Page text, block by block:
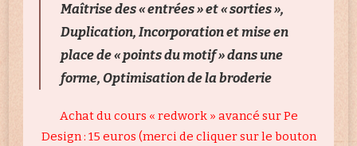
Maîtrise des « entrées » et « sorties »,
Duplication, Incorporation et mise en
place de « points du motif » dans une
forme, Optimisation de la broderie
Achat du cours « redwork » avancé sur Pe
Design : 15 euros (merci de cliquer sur le bouton